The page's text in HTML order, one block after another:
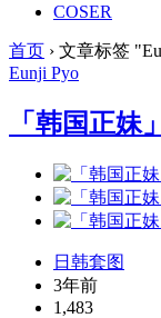
COSER
首页 › 文章标签
Eunji Pyo
「韩国正妹
日韩套图
3年前
1,483